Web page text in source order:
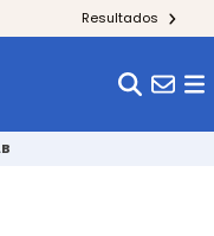
Resultados